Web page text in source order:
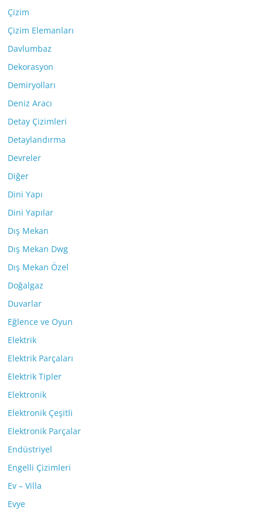
Çizim
Çizim Elemanları
Davlumbaz
Dekorasyon
Demiryolları
Deniz Aracı
Detay Çizimleri
Detaylandırma
Devreler
Diğer
Dini Yapı
Dini Yapılar
Dış Mekan
Dış Mekan Dwg
Dış Mekan Özel
Doğalgaz
Duvarlar
Eğlence ve Oyun
Elektrik
Elektrik Parçaları
Elektrik Tipler
Elektronik
Elektronik Çeşitli
Elektronik Parçalar
Endüstriyel
Engelli Çizimleri
Ev – Villa
Evye